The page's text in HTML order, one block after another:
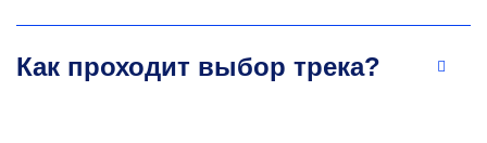
биотехнологических лекарственных
препаратов.
Как проходит выбор трека?